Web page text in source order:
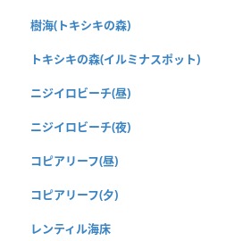
樹海(トキシキの森)
トキシキの森(イルミナスポット)
ニジイロビーチ(昼)
ニジイロビーチ(夜)
コピアリーフ(昼)
コピアリーフ(夕)
レンティル海床